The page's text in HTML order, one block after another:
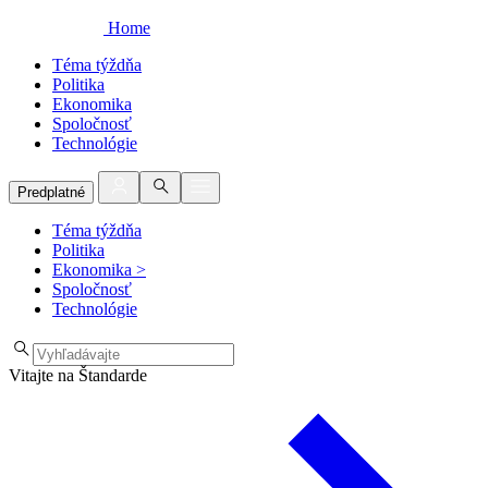
Home
Téma týždňa
Politika
Ekonomika
Spoločnosť
Technológie
Predplatné
Téma týždňa
Politika
Ekonomika >
Spoločnosť
Technológie
Vitajte na Štandarde